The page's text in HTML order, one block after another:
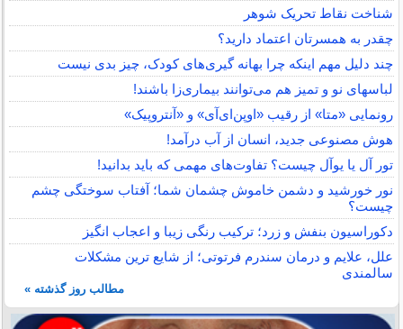
شناخت نقاط تحریک شوهر
چقدر به همسرتان اعتماد دارید؟
چند دلیل مهم اینکه چرا بهانه گیری‌های کودک، چیز بدی نیست
لباس‎های نو و تمیز هم می‌توانند بیماری‌زا باشند!
رونمایی «متا» از رقیب «اوپن‌ای‌آی» و «آنتروپیک»
هوش مصنوعی جدید، انسان از آب درآمد!
تور آل یا یوآل چیست؟ تفاوت‌های مهمی که باید بدانید!
نور خورشید و دشمن خاموش چشمان شما؛ آفتاب سوختگی چشم
چیست؟
دکوراسیون بنفش و زرد؛ ترکیب رنگی زیبا و اعجاب انگیز
علل، علایم و درمان سندرم فرتوتی؛ از شایع ترین مشکلات
سالمندی
مطالب روز گذشته »